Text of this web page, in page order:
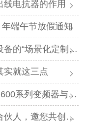
线电抗器的作用
端午节放假通知
定制”，才是破局关键
实就这三点
调直机的“长情陪伴”！
，邀您共创事业